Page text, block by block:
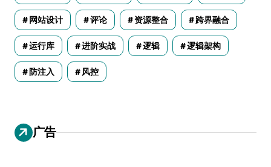
网站设计 评论 资源整合 跨界融合
运行库 进阶实战 逻辑 逻辑架构
防注入 风控
广告